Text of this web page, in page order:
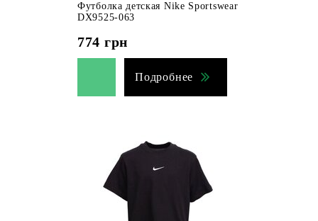
Футболка детская Nike Sportswear
DX9525-063
774 грн
Подробнее